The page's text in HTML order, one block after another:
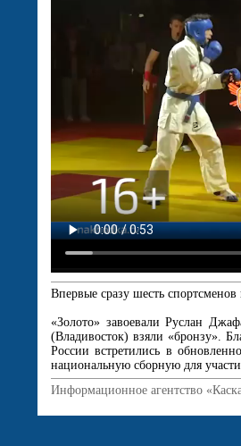
Впервые сразу шесть
«Золото» завоевали Руслан
(Владивосток) взяли «бронзу».
России встретились в
национальную сборную для
Информационное агентство